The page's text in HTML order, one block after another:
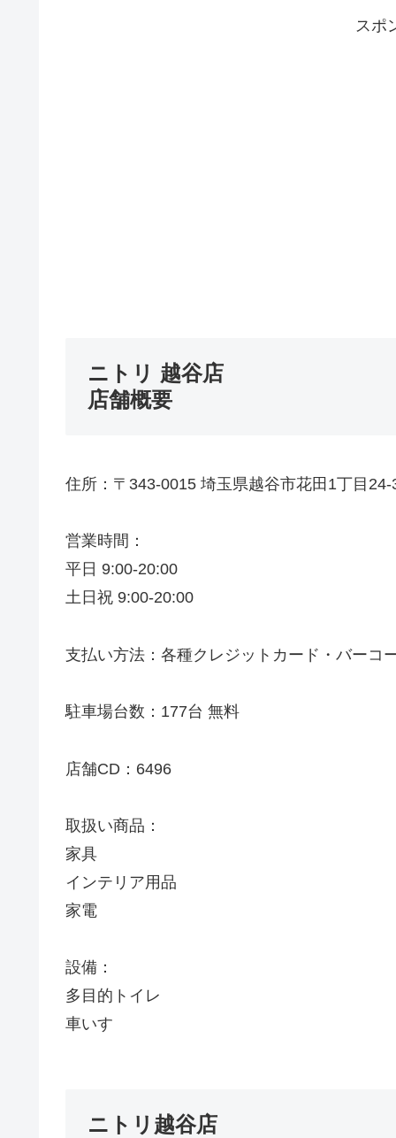
スポ
ニトリ 越谷店
店舗概要
住所：〒343-0015 埼玉県越谷市花田1丁目
営業時間：
平日 9:00-20:00
土日祝 9:00-20:00
支払い方法：各種クレジットカード・バーコ
駐車場台数：177台 無料
店舗CD：6496
取扱い商品：
家具
インテリア用品
家電
設備：
多目的トイレ
車いす
ニトリ越谷店